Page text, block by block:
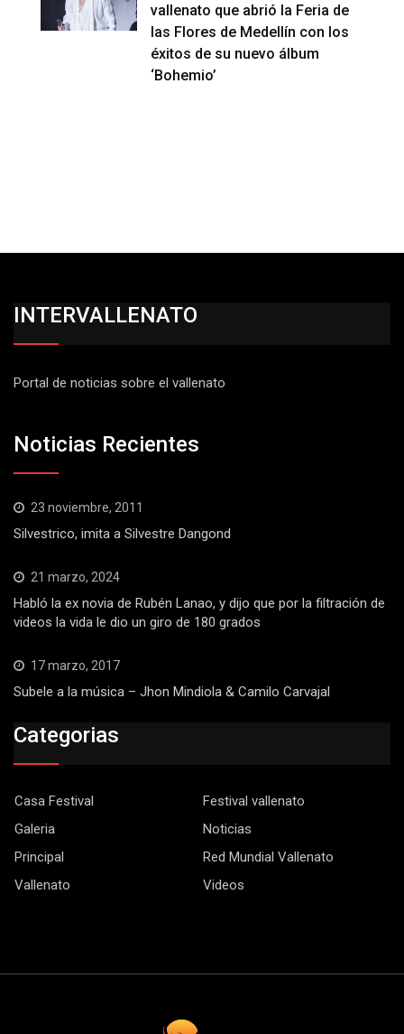
vallenato que abrió la Feria de
las Flores de Medellín con los
éxitos de su nuevo álbum
‘Bohemio’
INTERVALLENATO
Portal de noticias sobre el vallenato
Noticias Recientes
23 noviembre, 2011
Silvestrico, imita a Silvestre Dangond
21 marzo, 2024
Habló la ex novia de Rubén Lanao, y dijo que por la filtración de
videos la vida le dio un giro de 180 grados
17 marzo, 2017
Subele a la música – Jhon Mindiola & Camilo Carvajal
Categorias
Casa Festival
Festival vallenato
Galeria
Noticias
Principal
Red Mundial Vallenato
Vallenato
Videos